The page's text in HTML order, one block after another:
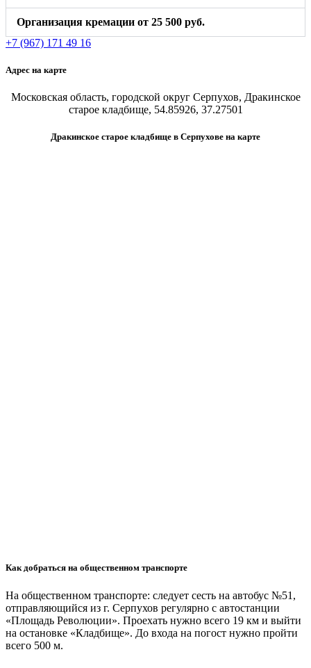
Организация кремации от 25 500 руб.
+7 (967) 171 49 16
Адрес на карте
Московская область, городской округ Серпухов, Дракинское
старое кладбище, 54.85926, 37.27501
Дракинское старое кладбище в Серпухове на карте
Как добраться на общественном транспорте
На общественном транспорте: следует сесть на автобус №51,
отправляющийся из г. Серпухов регулярно с автостанции
«Площадь Революции». Проехать нужно всего 19 км и выйти
на остановке «Кладбище». До входа на погост нужно пройти
всего 500 м.